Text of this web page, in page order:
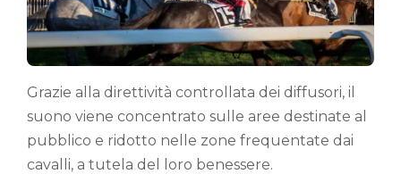
Grazie alla direttività controllata dei diffusori, il
suono viene concentrato sulle aree destinate al
pubblico e ridotto nelle zone frequentate dai
cavalli, a tutela del loro benessere.